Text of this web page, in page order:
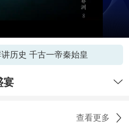
历史 千古一帝秦始皇
宴
查看更多